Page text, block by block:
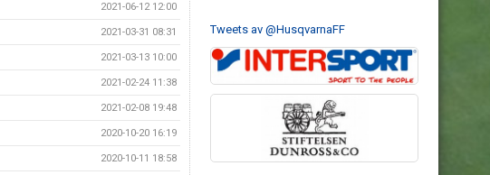
2021-06-12 12:00
2021-03-31 08:31
2021-03-13 10:00
2021-02-24 11:38
2021-02-08 19:48
2020-10-20 16:19
2020-10-11 18:58
Tweets av @HusqvarnaFF